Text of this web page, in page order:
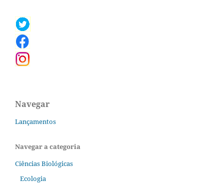
Navegar
Lançamentos
Navegar a categoria
Ciências Biológicas
Ecologia